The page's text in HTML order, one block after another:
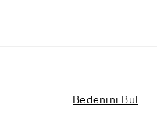
Bedenini Bul